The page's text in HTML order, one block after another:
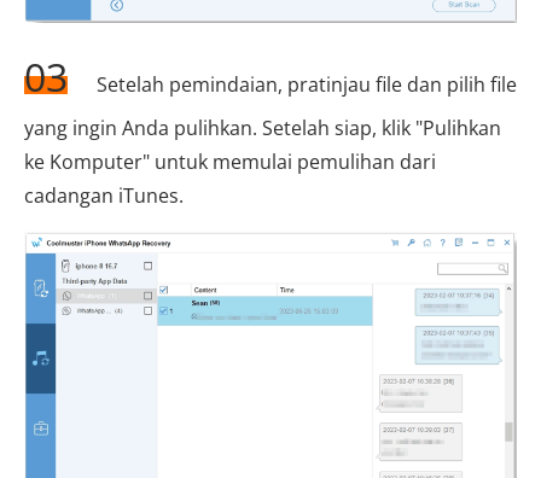
03
Setelah pemindaian, pratinjau file dan pilih file
yang ingin Anda pulihkan. Setelah siap, klik "Pulihkan
ke Komputer" untuk memulai pemulihan dari
cadangan iTunes.